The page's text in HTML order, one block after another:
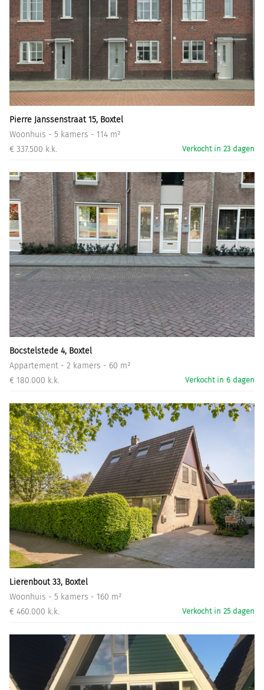
Pierre Janssenstraat 15, Boxtel
Woonhuis - 5 kamers - 114 m²
€ 337.500 k.k.
Verkocht in 23 dagen
Bocstelstede 4, Boxtel
Appartement - 2 kamers - 60 m²
€ 180.000 k.k.
Verkocht in 6 dagen
Lierenbout 33, Boxtel
Woonhuis - 5 kamers - 160 m²
€ 460.000 k.k.
Verkocht in 25 dagen